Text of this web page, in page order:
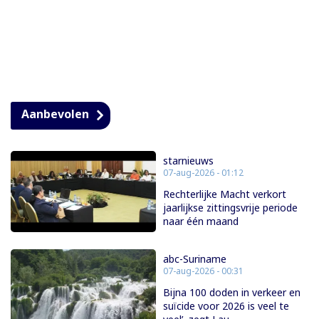
Aanbevolen
starnieuws
07-aug-2026 - 01:12
Rechterlijke Macht verkort
jaarlijkse zittingsvrije periode
naar één maand
abc-Suriname
07-aug-2026 - 00:31
Bijna 100 doden in verkeer en
suïcide voor 2026 is veel te